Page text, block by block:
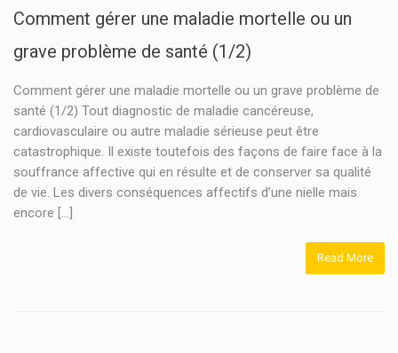
Comment gérer une maladie mortelle ou un
grave problème de santé (1/2)
Comment gérer une maladie mortelle ou un grave problème de
santé (1/2) Tout diagnostic de maladie cancéreuse,
cardiovasculaire ou autre maladie sérieuse peut être
catastrophique. Il existe toutefois des façons de faire face à la
souffrance affective qui en résulte et de conserver sa qualité
de vie. Les divers conséquences affectifs d’une nielle mais
encore […]
Read More